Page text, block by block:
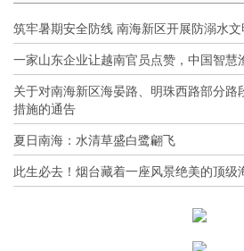
筑牢暑期安全防线 南海新区开展防溺水
一家山东企业让越南官员点赞，中国智慧
关于对南海新区海晏路、明珠西路部分路
措施的通告
夏日南海：水清草盛白鹭翩飞
此生必去！烟台藏着一座风景绝美的顶级